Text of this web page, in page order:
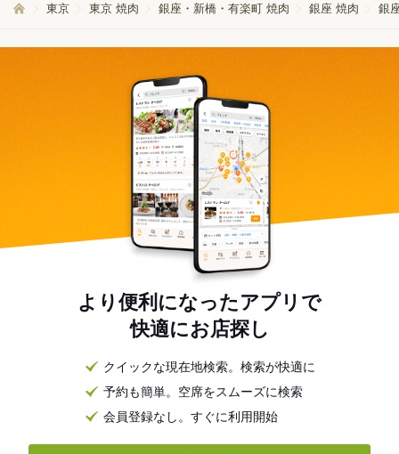
東京 東京 焼肉 銀座・新橋・有楽町 焼肉 銀座 焼肉 銀
より便利になったアプリで
快適にお店探し
クイックな現在地検索。検索が快適に
予約も簡単。空席をスムーズに検索
会員登録なし。すぐに利用開始